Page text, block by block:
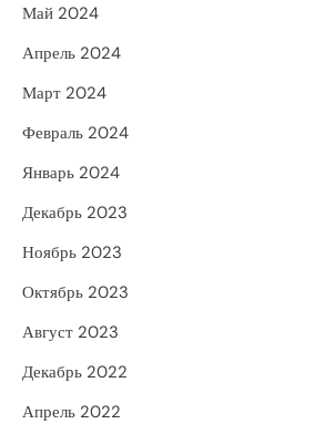
Май 2024
Апрель 2024
Март 2024
Февраль 2024
Январь 2024
Декабрь 2023
Ноябрь 2023
Октябрь 2023
Август 2023
Декабрь 2022
Апрель 2022